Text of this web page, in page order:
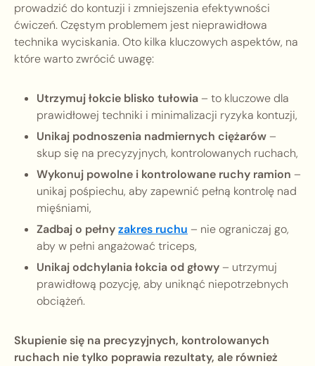
prowadzić do kontuzji i zmniejszenia efektywności
ćwiczeń. Częstym problemem jest nieprawidłowa
technika wyciskania. Oto kilka kluczowych aspektów, na
które warto zwrócić uwagę:
Utrzymuj łokcie blisko tułowia– to kluczowe dla
prawidłowej techniki i minimalizacji ryzyka kontuzji,
Unikaj podnoszenia nadmiernych ciężarów–
skup się na precyzyjnych, kontrolowanych ruchach,
Wykonuj powolne i kontrolowane ruchy ramion –
unikaj pośpiechu, aby zapewnić pełną kontrolę nad
mięśniami,
Zadbaj o pełnyzakres ruchu – nie ograniczaj go,
aby w pełni angażować triceps,
Unikaj odchylania łokcia od głowy– utrzymuj
prawidłową pozycję, aby uniknąć niepotrzebnych
obciążeń.
Skupienie się na precyzyjnych, kontrolowanych
ruchach nie tylko poprawia rezultaty, ale również